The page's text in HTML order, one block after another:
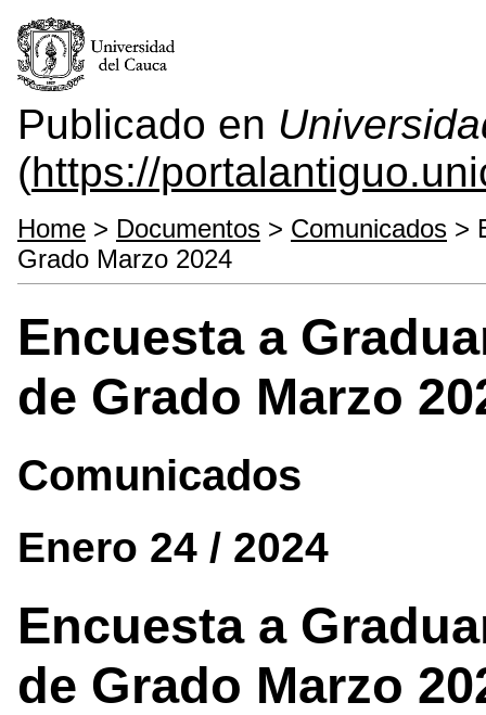
Publicado en
(https://
Home > Documentos > Comunicados >
Grado Marzo 2024
Encuesta a
de Grado Marzo
Comunicados
Enero 24 / 2024
Encuesta a
de Grado Marzo